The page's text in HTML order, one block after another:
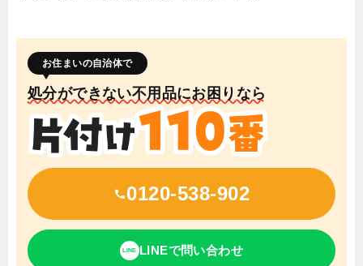
お住まいの自治体で
処分ができない不用品にお困りなら
0120-538-902
LINE LINEで問い合わせ